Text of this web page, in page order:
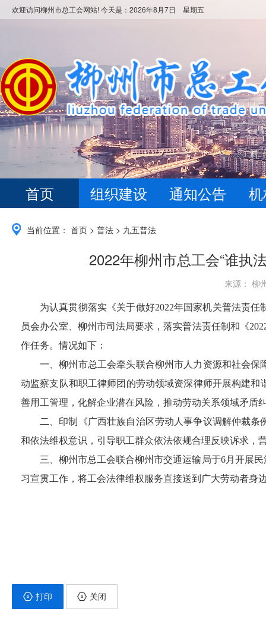
欢迎访问柳州市总工会网站! 今天是： 2026年8月7日 星期五
首页 组织建设 通知公告
当前位置： 首页 > 普法 > 九五普法
2022年柳州市总工会“谁执
来源：
为认真贯彻落实《关于做好2022年国家机关普法责任
员会办公室、柳州市司法局要求，落实普法责任制和《
作任务。情况如下：
一、柳州市总工会牵头联合柳州市人力资源和社会
动监察支队和职工律师团的劳动领域资深律师开展构建
善用工管理，化解企业潜在风险，推动劳动关系领域矛盾
二、 印制《广西壮族自治区劳动人事争议调解仲裁
和依法维权意识，引导职工群众依法依规合理反映诉求，
三、柳州市总工会联合柳州市交通运输局于6月开展
习宣贯工作，将工会法律维权服务直接送到广大劳动者身
打印 关闭